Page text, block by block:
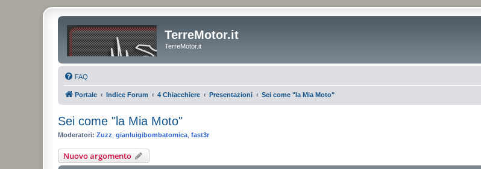
TerreMotor.it
TerreMotor.it
FAQ
Portale Indice Forum 4 Chiacchiere Presentazioni Sei come "la Mia Moto"
Sei come "la Mia Moto"
Moderatori: Zuzz gianluigibombatomica fast3r
Nuovo argomento